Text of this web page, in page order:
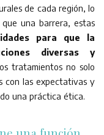
de cada región, lo
una barrera, estas
para que la
diversas y
tratamientos no solo
con las expectativas y
una práctica ética.